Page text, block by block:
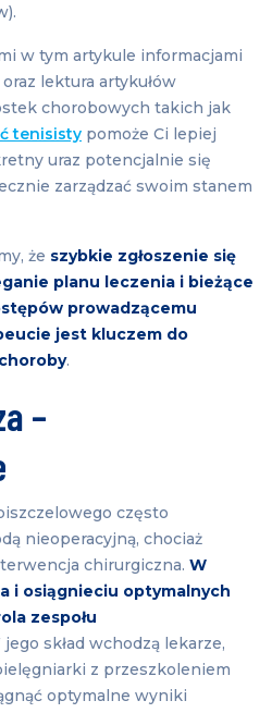
w tym artykule informacjami
lektura artykułów
chorobowych takich jak
tenisisty pomoże Ci lepiej
uraz potencjalnie się
zarządzać swoim stanem
że szybkie zgłoszenie się
planu leczenia i bieżące
prowadzącemu
jest kluczem do
.
–
często
nieoperacyjną, chociaż
chirurgiczna. W
i osiągnieciu optymalnych
zespołu
jego skład wchodzą lekarze,
z przeszkoleniem
optymalne wyniki